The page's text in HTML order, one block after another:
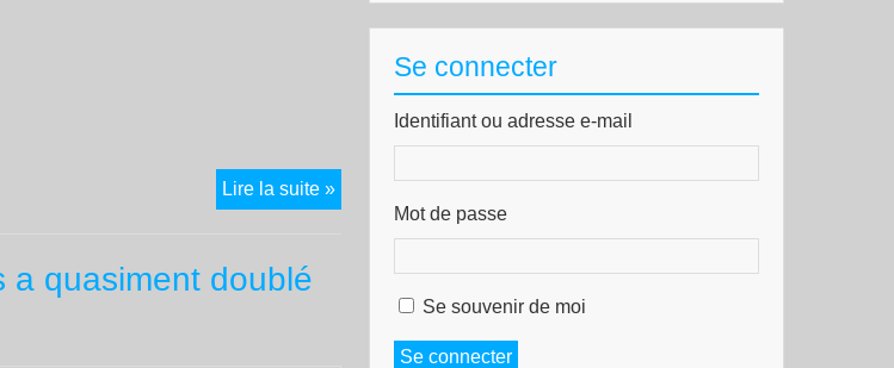
Lire la suite »Lettre
ouverte
a quasiment doublé
Se connecter
Identifiant ou adresse e-mail
Mot de passe
Se souvenir de moi
Se connecter